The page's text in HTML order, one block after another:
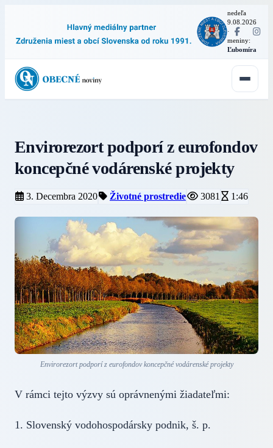
nedeľa
9.08.2026
·
meniny:
Ľubomíra
Envirorezort podporí z eurofondov
koncepčné vodárenské projekty
3. Decembra 2020 Životné prostredie 3081 1:46
Envirorezort podporí z eurofondov koncepčné vodárenské projekty
V rámci tejto výzvy sú oprávnenými žiadateľmi:
1. Slovenský vodohospodársky podnik, š. p.